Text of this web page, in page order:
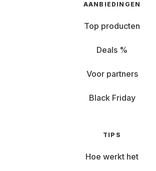
AANBIEDINGEN
Top producten
Deals %
Voor partners
Black Friday
TIPS
Hoe werkt het